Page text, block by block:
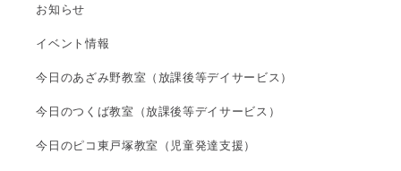
お知らせ
イベント情報
今日のあざみ野教室（放課後等デイサービス）
今日のつくば教室（放課後等デイサービス）
今日のピコ東戸塚教室（児童発達支援）